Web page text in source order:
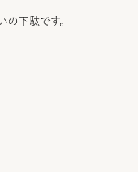
の下駄です。